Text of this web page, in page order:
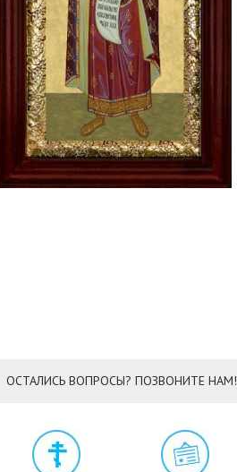
ОСТАЛИСЬ ВОПРОСЫ? ПОЗВОНИТЕ НАМ!